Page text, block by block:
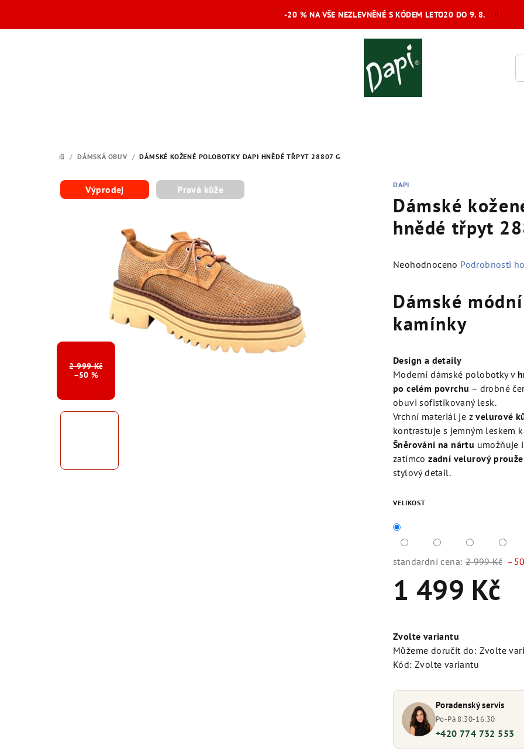
-20 % NA VŠE NEZLEVNĚNÉ S KÓDEM LETO20 DO 9. 8.
DOMŮ
/ DÁMSKÁ OBUV / DÁMSKÉ KOŽENÉ POLOBOTKY DAPI HNĚDÉ TŘPYT 28807 G
DAPI
Dámské
hnědé třpyt
Průměrné
produktu
je
0,0
z
hvězdiček.
Neohodnoceno Podrobnosti
Dámské
kamínky
Design a detaily
Moderní dámské polobotky v
po celém povrchu – drobné
obuvi sofistikovaný lesk.
Vrchní materiál je zvelurové
kontrastuje s jemným leskem
Šněrování na nártu umožňuje
zatímcozadní velurový
stylový detail.
VELIKOST
standardní cena: 2 999 Kč
1 499 Kč
cena:
Zvolte variantu
Můžeme doručit do: Zvolte
Kód: Zvolte variantu
Poradenský servis
Po-Pá 8:30-16:30
+420 774 732 553
Výprodej Pravá kůže
2 999 Kč
–50 %